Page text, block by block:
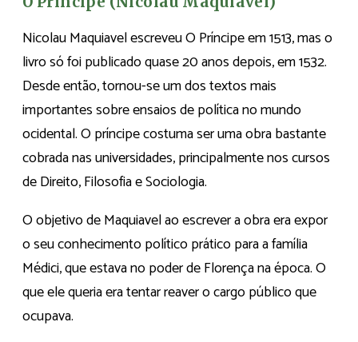
Nicolau Maquiavel escreveu O Príncipe em 1513, mas o
livro só foi publicado quase 20 anos depois, em 1532.
Desde então, tornou-se um dos textos mais
importantes sobre ensaios de política no mundo
ocidental. O príncipe costuma ser uma obra bastante
cobrada nas universidades, principalmente nos cursos
de Direito, Filosofia e Sociologia.
O objetivo de Maquiavel ao escrever a obra era expor
o seu conhecimento político prático para a família
Médici, que estava no poder de Florença na época. O
que ele queria era tentar reaver o cargo público que
ocupava.